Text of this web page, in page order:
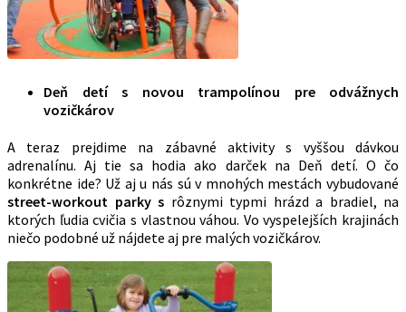
Deň detí s novou trampolínou pre odvážnych
vozičkárov
A teraz prejdime na zábavné aktivity s vyššou dávkou
adrenalínu. Aj tie sa hodia ako darček na Deň detí. O čo
konkrétne ide? Už aj u nás sú v mnohých mestách vybudované
street-workout parky s rôznymi typmi hrázd a bradiel, na
ktorých ľudia cvičia s vlastnou váhou. Vo vyspelejších krajinách
niečo podobné už nájdete aj pre malých vozičkárov.